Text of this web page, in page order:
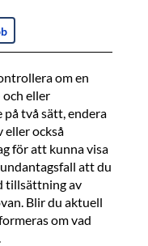
om en
eller
två sätt, endera
eller också
för att kunna visa
att du
tillsättning av
Blir du aktuell
om vad